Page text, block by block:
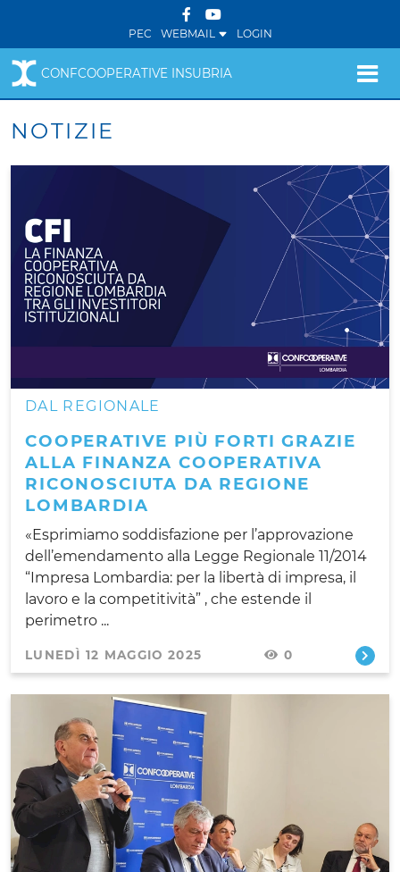
PEC WEBMAIL LOGIN
CONFCOOPERATIVE INSUBRIA
NOTIZIE
DAL REGIONALE
COOPERATIVE PIÙ FORTI GRAZIE
ALLA FINANZA COOPERATIVA
RICONOSCIUTA DA REGIONE
LOMBARDIA
«Esprimiamo soddisfazione per l’approvazione
dell’emendamento alla Legge Regionale 11/2014
“Impresa Lombardia: per la libertà di impresa, il
lavoro e la competitività” , che estende il
perimetro ...
LUNEDÌ 12 MAGGIO 2025 0